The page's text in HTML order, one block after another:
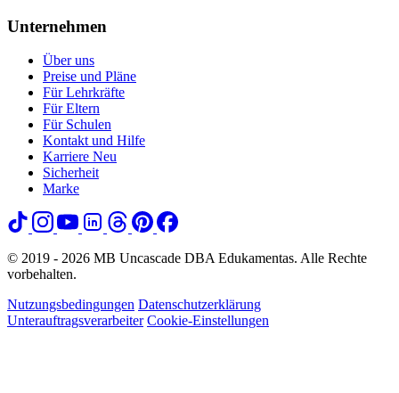
Unternehmen
Über uns
Preise und Pläne
Für Lehrkräfte
Für Eltern
Für Schulen
Kontakt und Hilfe
Karriere Neu
Sicherheit
Marke
© 2019 - 2026 MB Uncascade DBA Edukamentas. Alle Rechte
vorbehalten.
Nutzungsbedingungen Datenschutzerklärung
Unterauftragsverarbeiter Cookie-Einstellungen